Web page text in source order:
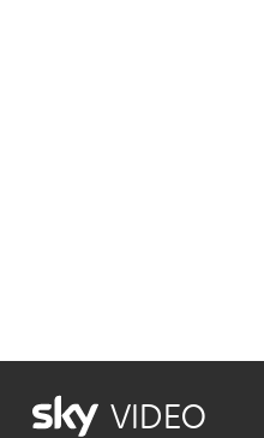
VIDEO